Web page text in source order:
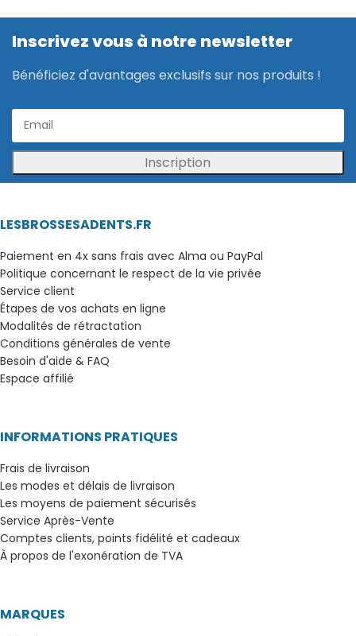
Inscrivez vous à notre newsletter
Bénéficiez d'avantages exclusifs sur nos produits !
Inscription
LESBROSSESADENTS.FR
Paiement en 4x sans frais avec Alma ou PayPal
Politique concernant le respect de la vie privée
Service client
Étapes de vos achats en ligne
Modalités de rétractation
Conditions générales de vente
Besoin d'aide & FAQ
Espace affilié
INFORMATIONS PRATIQUES
Frais de livraison
Les modes et délais de livraison
Les moyens de paiement sécurisés
Service Après-Vente
Comptes clients, points fidélité et cadeaux
À propos de l'exonération de TVA
MARQUES